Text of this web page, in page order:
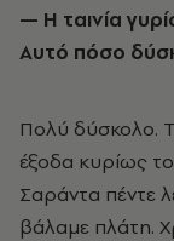
— Η ταινία
Αυτό πόσο
Πολύ δύσκολο.
έξοδα κυρίως
Σαράντα πέντε
βάλαμε πλάτη.